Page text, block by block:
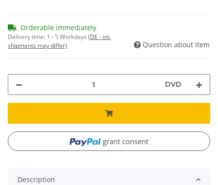
Orderable immediately
Delivery time: 1 - 5 Workdays (DE - int.
shipments may differ)
Question about item
DVD
grant consent
Description